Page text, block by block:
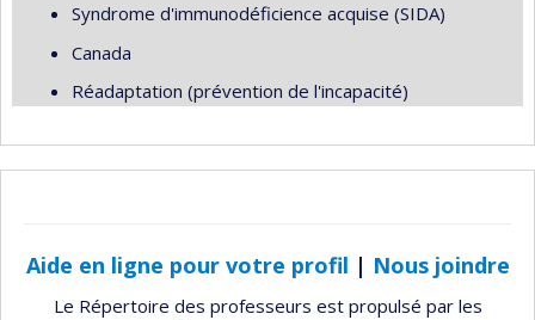
Syndrome d'immunodéficience acquise (SIDA)
Canada
Réadaptation (prévention de l'incapacité)
Aide en ligne pour votre profil | Nous joindre
Le Répertoire des professeurs est propulsé par les